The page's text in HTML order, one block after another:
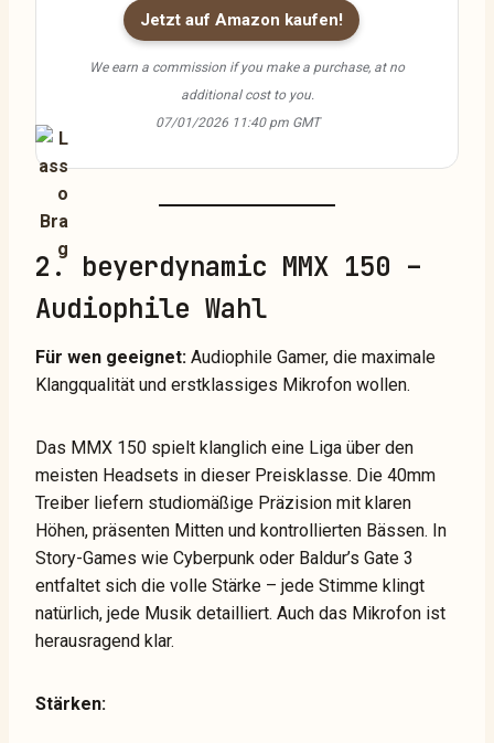
Jetzt auf Amazon kaufen!
We earn a commission if you make a purchase, at no
additional cost to you.
07/01/2026 11:40 pm GMT
2. beyerdynamic MMX 150 –
Audiophile Wahl
Für wen geeignet: Audiophile Gamer, die maximale
Klangqualität und erstklassiges Mikrofon wollen.
Das MMX 150 spielt klanglich eine Liga über den
meisten Headsets in dieser Preisklasse. Die 40mm
Treiber liefern studiomäßige Präzision mit klaren
Höhen, präsenten Mitten und kontrollierten Bässen. In
Story-Games wie Cyberpunk oder Baldur’s Gate 3
entfaltet sich die volle Stärke – jede Stimme klingt
natürlich, jede Musik detailliert. Auch das Mikrofon ist
herausragend klar.
Stärken: